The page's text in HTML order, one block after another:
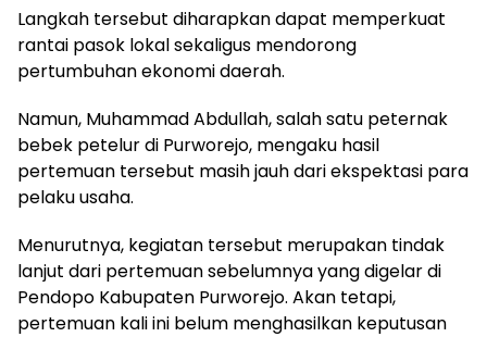
Langkah tersebut diharapkan dapat memperkuat
rantai pasok lokal sekaligus mendorong
pertumbuhan ekonomi daerah.
Namun, Muhammad Abdullah, salah satu peternak
bebek petelur di Purworejo, mengaku hasil
pertemuan tersebut masih jauh dari ekspektasi para
pelaku usaha.
Menurutnya, kegiatan tersebut merupakan tindak
lanjut dari pertemuan sebelumnya yang digelar di
Pendopo Kabupaten Purworejo. Akan tetapi,
pertemuan kali ini belum menghasilkan keputusan